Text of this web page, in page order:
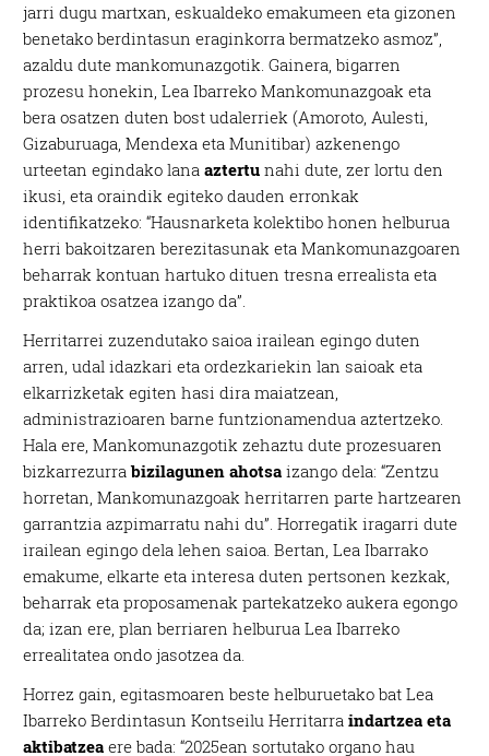
jarri dugu martxan, eskualdeko emakumeen eta gizonen
benetako berdintasun eraginkorra bermatzeko asmoz”,
azaldu dute mankomunazgotik. Gainera, bigarren
prozesu honekin, Lea Ibarreko Mankomunazgoak eta
bera osatzen duten bost udalerriek (Amoroto, Aulesti,
Gizaburuaga, Mendexa eta Munitibar) azkenengo
urteetan egindako lanaaztertu nahi dute, zer lortu den
ikusi, eta oraindik egiteko dauden erronkak
identifikatzeko: “Hausnarketa kolektibo honen helburua
herri bakoitzaren berezitasunak eta Mankomunazgoaren
beharrak kontuan hartuko dituen tresna errealista eta
praktikoa osatzea izango da”.
Herritarrei zuzendutako saioa irailean egingo duten
arren, udal idazkari eta ordezkariekin lan saioak eta
elkarrizketak egiten hasi dira maiatzean,
administrazioaren barne funtzionamendua aztertzeko.
Hala ere, Mankomunazgotik zehaztu dute prozesuaren
bizkarrezurrabizilagunen ahotsa izango dela: “Zentzu
horretan, Mankomunazgoak herritarren parte hartzearen
garrantzia azpimarratu nahi du”. Horregatik iragarri dute
irailean egingo dela lehen saioa. Bertan, Lea Ibarrako
emakume, elkarte eta interesa duten pertsonen kezkak,
beharrak eta proposamenak partekatzeko aukera egongo
da; izan ere, plan berriaren helburua Lea Ibarreko
errealitatea ondo jasotzea da.
Horrez gain, egitasmoaren beste helburuetako bat Lea
Ibarreko Berdintasun Kontseilu Herritarraindartzea eta
aktibatzea ere bada: “2025ean sortutako organo hau